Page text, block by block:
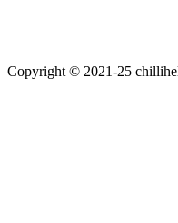
Copyright © 2021-25